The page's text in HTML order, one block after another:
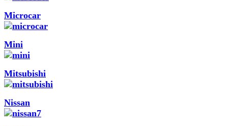
Microcar
Mini
Mitsubishi
Nissan